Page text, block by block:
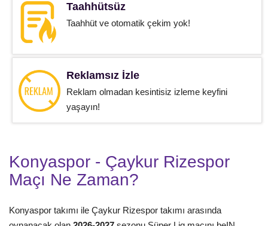
Taahhütsüz
Taahhüt ve otomatik çekim yok!
Reklamsız İzle
Reklam olmadan kesintisiz izleme keyfini
yaşayın!
Konyaspor - Çaykur Rizespor
Maçı Ne Zaman?
Konyaspor takımı ile Çaykur Rizespor takımı arasında